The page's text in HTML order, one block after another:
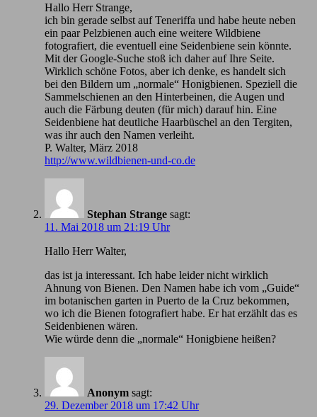
Hallo Herr Strange,
ich bin gerade selbst auf Teneriffa und habe heute neben
ein paar Pelzbienen auch eine weitere Wildbiene
fotografiert, die eventuell eine Seidenbiene sein könnte.
Mit der Google-Suche stoß ich daher auf Ihre Seite.
Wirklich schöne Fotos, aber ich denke, es handelt sich
bei den Bildern um „normale“ Honigbienen. Speziell die
Sammelschienen an den Hinterbeinen, die Augen und
auch die Färbung deuten (für mich) darauf hin. Eine
Seidenbiene hat deutliche Haarbüschel an den Tergiten,
was ihr auch den Namen verleiht.
P. Walter, März 2018
http://www.wildbienen-und-co.de
Stephan Strange sagt:
11. Mai 2018 um 21:19 Uhr
Hallo Herr Walter,
das ist ja interessant. Ich habe leider nicht wirklich
Ahnung von Bienen. Den Namen habe ich vom „Guide“
im botanischen garten in Puerto de la Cruz bekommen,
wo ich die Bienen fotografiert habe. Er hat erzählt das es
Seidenbienen wären.
Wie würde denn die „normale“ Honigbiene heißen?
Anonym sagt:
29. Dezember 2018 um 17:42 Uhr